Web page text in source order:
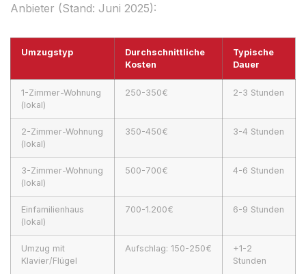
Anbieter (Stand: Juni 2025):
Umzugstyp
Durchschnittliche
Kosten
Typische
Dauer
1-Zimmer-Wohnung
(lokal)
250-350€ 2-3 Stunden
2-Zimmer-Wohnung
(lokal)
350-450€ 3-4 Stunden
3-Zimmer-Wohnung
(lokal)
500-700€ 4-6 Stunden
Einfamilienhaus
(lokal)
700-1.200€ 6-9 Stunden
Umzug mit
Klavier/Flügel
Aufschlag: 150-250€
+1-2
Stunden